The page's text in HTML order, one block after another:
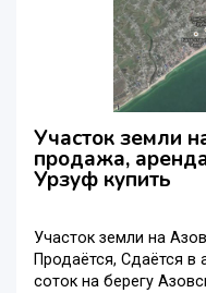
Участок земли
продажа,
Урзуф купить
Участок земли на
Продаётся, Сдаётся в
соток на берегу